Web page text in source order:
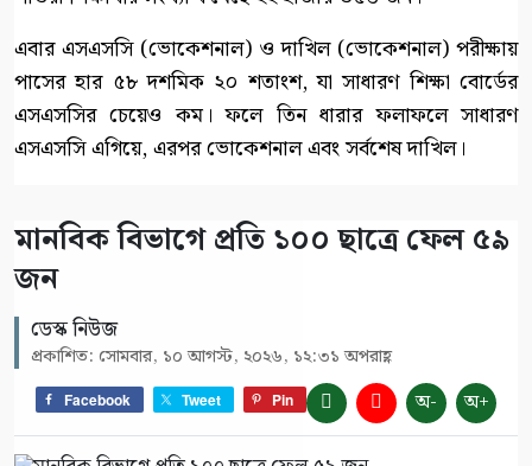
এবার এসএসসি (ভোকেশনাল) ও দাখিল (ভোকেশনাল) পরীক্ষায়
পাসের হার ৫৮ দশমিক ২০ শতাংশ, যা সাধারণ শিক্ষা বোর্ডের
এসএসসির চেয়েও কম। ফলে তিন ধারার ফলাফলে সাধারণ
এসএসসি এগিয়ে, এরপর ভোকেশনাল এবং সর্বশেষ দাখিল।
মানবিক বিভাগে প্রতি ১০০ ছাত্রে ফেল ৫৯
জন
ডেস্ক নিউজ
প্রকাশিত: সোমবার, ১০ আগস্ট, ২০২৬, ১২:৩১ অপরাহ্ণ
Facebook Tweet Pin অ- অ+